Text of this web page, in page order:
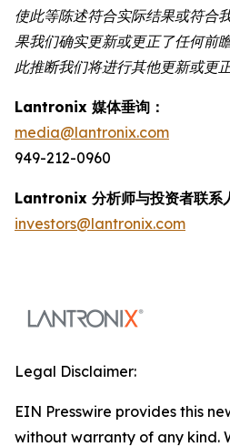
使此等陈述符合实际结果或符合
果我们确实更新或更正了任何前
此推断我们将进行其他更新或更正
Lantronix 媒体垂询：
media@lantronix.com
949-212-0960
Lantronix 分析师与投资者联系
investors@lantronix.com
Legal Disclaimer:
EIN Presswire provides this
without warranty of any kind.